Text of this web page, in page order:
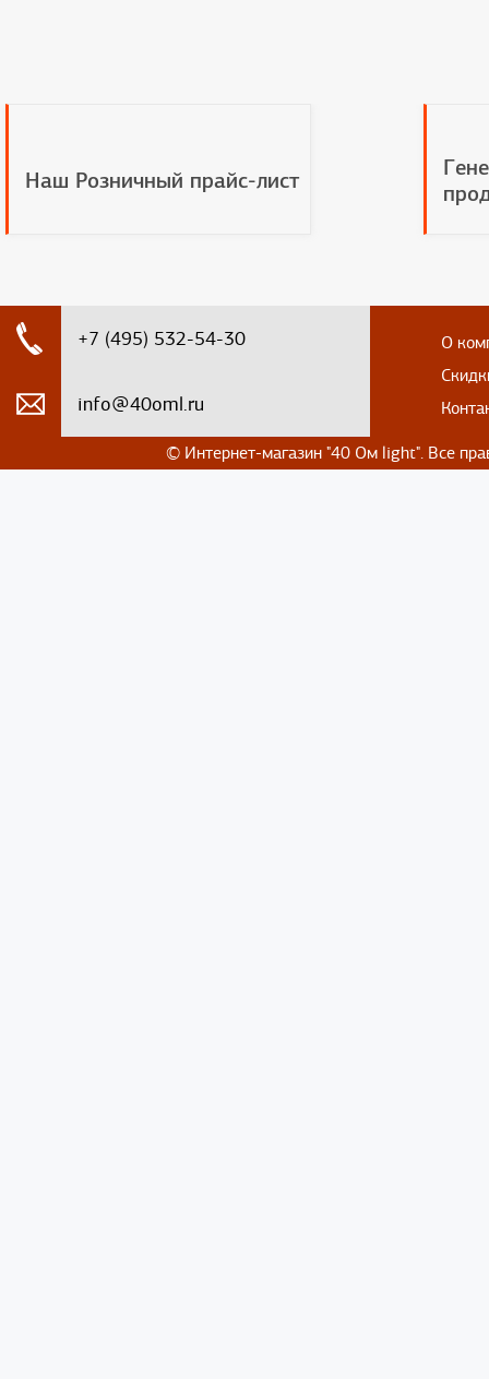
Наш Розничный прайс-лист
+7 (495) 532-54-30
info@40oml.ru
О
© Интернет-магазин "40 Ом light". Все